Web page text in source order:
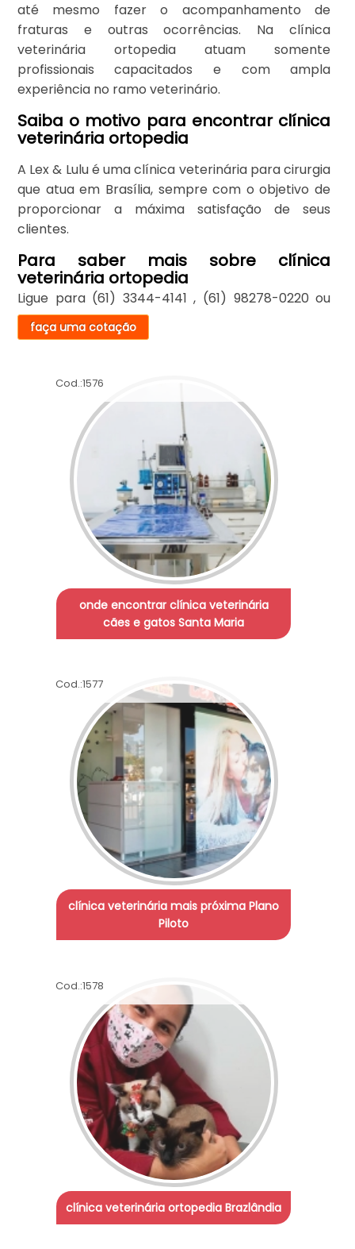
até mesmo fazer o acompanhamento de
fraturas e outras ocorrências. Na clínica
veterinária ortopedia atuam somente
profissionais capacitados e com ampla
experiência no ramo veterinário.
Saiba o motivo para encontrar clínica
veterinária ortopedia
A Lex & Lulu é uma clínica veterinária para cirurgia
que atua em Brasília, sempre com o objetivo de
proporcionar a máxima satisfação de seus
clientes.
Para saber mais sobre clínica
veterinária ortopedia
Ligue para (61) 3344-4141 , (61) 98278-0220 ou
faça uma cotação
Cod.:1576
onde encontrar clínica veterinária
cães e gatos Santa Maria
Cod.:1577
clínica veterinária mais próxima Plano
Piloto
Cod.:1578
clínica veterinária ortopedia Brazlândia